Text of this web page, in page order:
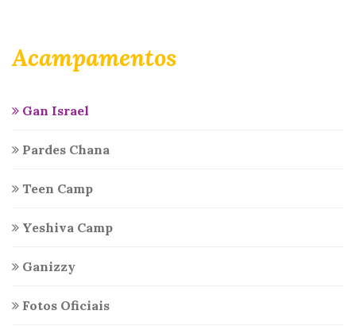
Acampamentos
Gan Israel
Pardes Chana
Teen Camp
Yeshiva Camp
Ganizzy
Fotos Oficiais